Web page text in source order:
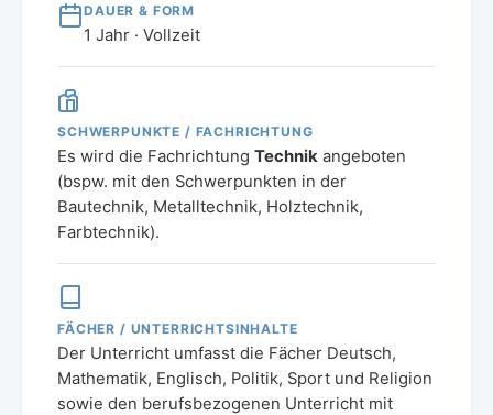
DAUER & FORM
1 Jahr · Vollzeit
SCHWERPUNKTE / FACHRICHTUNG
Es wird die Fachrichtung Technik angeboten
(bspw. mit den Schwerpunkten in der
Bautechnik, Metalltechnik, Holztechnik,
Farbtechnik).
FÄCHER / UNTERRICHTSINHALTE
Der Unterricht umfasst die Fächer Deutsch,
Mathematik, Englisch, Politik, Sport und Religion
sowie den berufsbezogenen Unterricht mit